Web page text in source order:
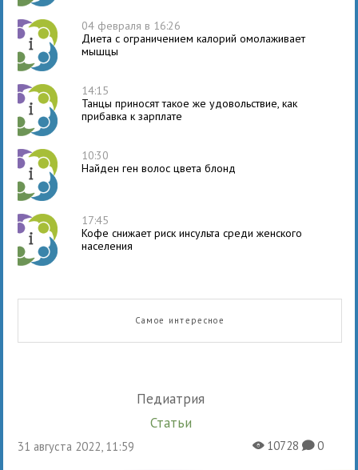
04 февраля в 16:26
Диета с ограничением калорий омолаживает
мышцы
14:15
Танцы приносят такое же удовольствие, как
прибавка к зарплате
10:30
Найден ген волос цвета блонд
17:45
Кофе снижает риск инсульта среди женского
населения
Самое интересное
Педиатрия
Статьи
31 августа 2022, 11:59 X10728K0